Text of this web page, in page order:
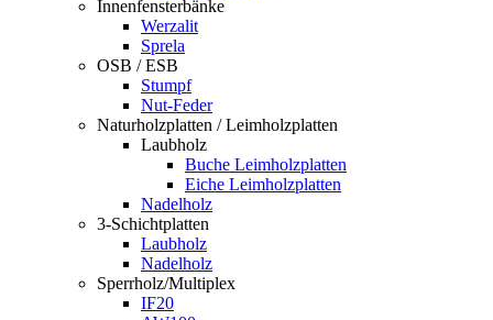
Innenfensterbänke
Werzalit
Sprela
OSB / ESB
Stumpf
Nut-Feder
Naturholzplatten / Leimholzplatten
Laubholz
Buche Leimholzplatten
Eiche Leimholzplatten
Nadelholz
3-Schichtplatten
Laubholz
Nadelholz
Sperrholz/Multiplex
IF20